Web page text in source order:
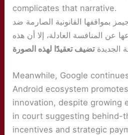
complicates that narrative.
بمواقفها القانونية الصارمة ضد
عن المنافسة العادلة، إلا أن هذه
الجديدةتضيف تعقيدًا لهذه الصورة
Meanwhile, Google
Android ecosystem
innovation, despite growing
in court suggesting behind-
incentives and strategic